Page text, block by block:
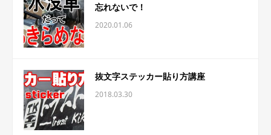
忘れないで！
2020.01.06
抜文字ステッカー貼り方講座
2018.03.30